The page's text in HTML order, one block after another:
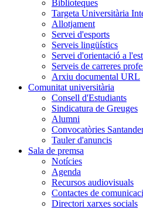
Biblioteques
Targeta Universitària
Allotjament
Servei d'esports
Serveis lingüístics
Servei d'orientació a
Serveis de carreres
Arxiu documental URL
Comunitat universitària
Consell d'Estudiants
Sindicatura de Greuges
Alumni
Convocatòries
Tauler d'anuncis
Sala de premsa
Notícies
Agenda
Recursos audiovisuals
Contactes de
Directori xarxes socials